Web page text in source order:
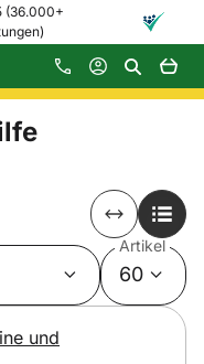
(36.000+
Artikel
60